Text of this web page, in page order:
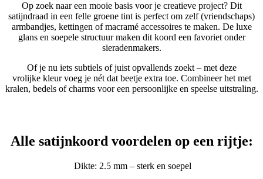
Op zoek naar een mooie basis voor je creatieve project? Dit
satijndraad in een felle groene tint is perfect om zelf (vriendschaps)
armbandjes, kettingen of macramé accessoires te maken. De luxe
glans en soepele structuur maken dit koord een favoriet onder
sieradenmakers.
Of je nu iets subtiels of juist opvallends zoekt – met deze
vrolijke kleur voeg je nét dat beetje extra toe. Combineer het met
kralen, bedels of charms voor een persoonlijke en speelse uitstraling.
Alle satijnkoord voordelen op een rijtje:
Dikte: 2.5 mm – sterk en soepel